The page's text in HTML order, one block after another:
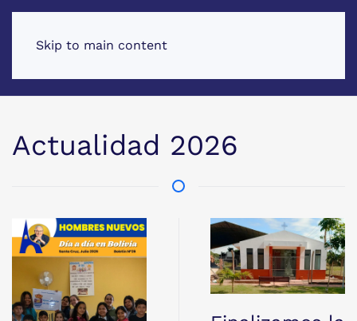
Skip to main content
Actualidad 2026